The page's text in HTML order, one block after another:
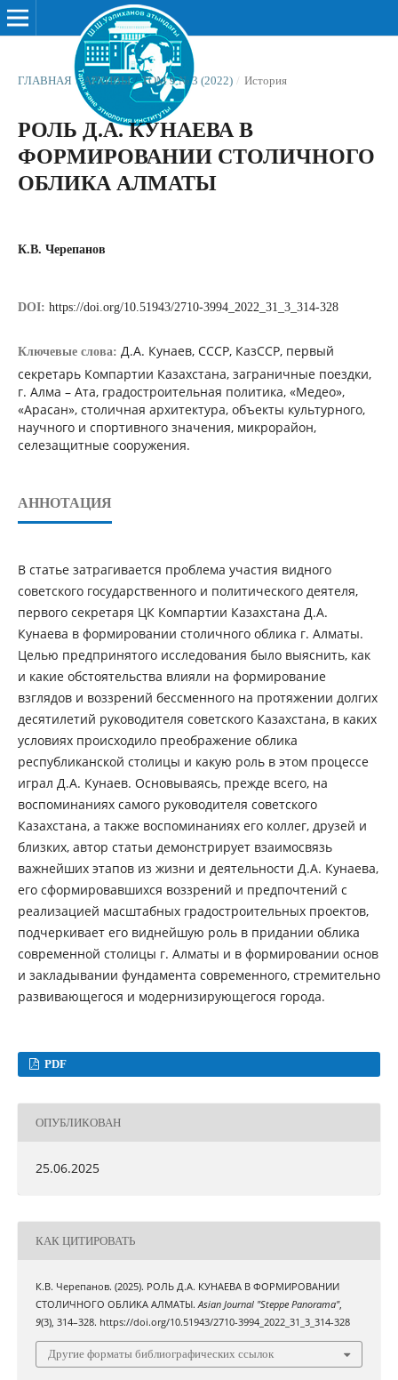
ГЛАВНАЯ / АРХИВЫ / ТОМ 9 № 3 (2022) / История
РОЛЬ Д.А. КУНАЕВА В
ФОРМИРОВАНИИ СТОЛИЧНОГО
ОБЛИКА АЛМАТЫ
К.В. Черепанов
DOI: https://doi.org/10.51943/2710-3994_2022_31_3_314-328
Ключевые слова: Д.А. Кунаев, СССР, КазССР, первый
секретарь Компартии Казахстана, заграничные поездки,
г. Алма – Ата, градостроительная политика, «Медео»,
«Арасан», столичная архитектура, объекты культурного,
научного и спортивного значения, микрорайон,
селезащитные сооружения.
АННОТАЦИЯ
В статье затрагивается проблема участия видного
советского государственного и политического деятеля,
первого секретаря ЦК Компартии Казахстана Д.А.
Кунаева в формировании столичного облика г. Алматы.
Целью предпринятого исследования было выяснить, как
и какие обстоятельства влияли на формирование
взглядов и воззрений бессменного на протяжении долгих
десятилетий руководителя советского Казахстана, в каких
условиях происходило преображение облика
республиканской столицы и какую роль в этом процессе
играл Д.А. Кунаев. Основываясь, прежде всего, на
воспоминаниях самого руководителя советского
Казахстана, а также воспоминаниях его коллег, друзей и
близких, автор статьи демонстрирует взаимосвязь
важнейших этапов из жизни и деятельности Д.А. Кунаева,
его сформировавшихся воззрений и предпочтений с
реализацией масштабных градостроительных проектов,
подчеркивает его виднейшую роль в придании облика
современной столицы г. Алматы и в формировании основ
и закладывании фундамента современного, стремительно
развивающегося и модернизирующегося города.
PDF
ОПУБЛИКОВАН
25.06.2025
КАК ЦИТИРОВАТЬ
К.В. Черепанов. (2025). РОЛЬ Д.А. КУНАЕВА В ФОРМИРОВАНИИ
СТОЛИЧНОГО ОБЛИКА АЛМАТЫ.Asian Journal "Steppe Panorama",
9(3), 314–328. https://doi.org/10.51943/2710-3994_2022_31_3_314-328
Другие форматы библиографических ссылок